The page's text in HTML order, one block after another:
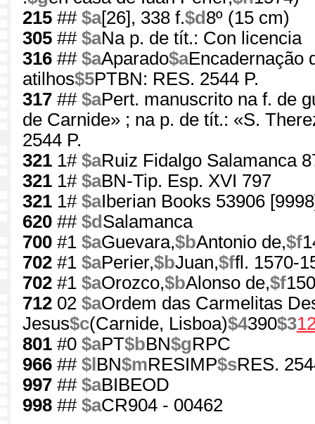
215 ## $a[26], 338 f.$d 8º (15 cm)
305 ## $aNa p. de tít.: Con licencia
316 ## $aAparado$aEncadernação
atilhos$5PTBN: RES. 2544 P.
317 ## $aPert. manuscrito na f. de
de Carnide» ; na p. de tít.: «S.
2544 P.
321 1# $aRuiz Fidalgo Salamanca
321 1# $aBN-Tip. Esp. XVI 797
321 1# $aIberian Books 53906
620 ## $d Salamanca
700 #1 $aGuevara,$bAntonio de,$f
702 #1 $aPerier,$bJuan,$ffl. 1570-
702 #1 $aOrozco,$bAlonso de,$f
712 02 $aOrdem das Carmelitas
Jesus$c(Carnide, Lisboa)$4390$3
801 #0 $aPT$bBN$gRPC
966 ## $l BN$mRESIMP$sRES.
997 ## $aBIBEOD
998 ## $aCR904 - 00462